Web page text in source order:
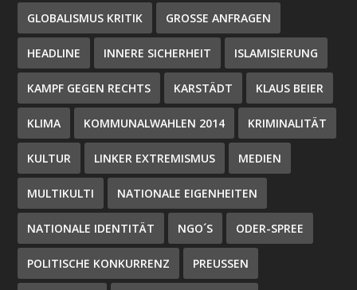
GLOBALISMUS KRITIK GROSSE ANFRAGEN
HEADLINE INNERE SICHERHEIT ISLAMISIERUNG
KAMPF GEGEN RECHTS KARSTÄDT KLAUS BEIER
KLIMA KOMMUNALWAHLEN 2014 KRIMINALITÄT
KULTUR LINKER EXTREMISMUS MEDIEN
MULTIKULTI NATIONALE EIGENHEITEN
NATIONALE IDENTITÄT NGO´S ODER-SPREE
POLITISCHE KONKURRENZ PREUSSEN